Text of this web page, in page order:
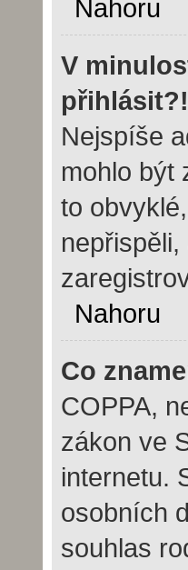
Nahoru
V
přihlásit?!
Nejspíše
mohlo být
to
Nahoru
Co
COPPA,
zákon ve
internetu.
osobních
souhlas